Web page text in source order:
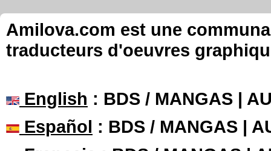
Amilova.com est une
traducteurs d'oeuvres
English : BDS / MANGAS |
Español : BDS / MANGAS |